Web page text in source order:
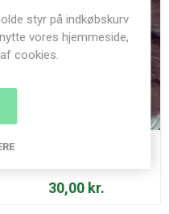
30,00 kr.
styr på indkøbskurv
vores hjemmeside,
cookies.